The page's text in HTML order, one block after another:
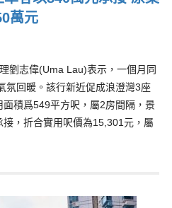
萬元
劉志偉(Uma Lau)表示，一個月同
氛回暖。該行新近促成浪澄灣3座
積爲549平方呎，屬2房間隔，景
，折合實用呎價為15,301元，屬